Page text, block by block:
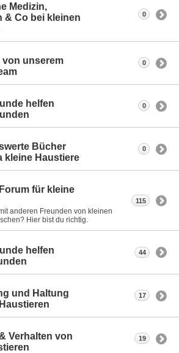
Medizin,
& Co bei kleinen
0
von unserem
0
helfen
0
Bücher
kleine Haustiere
0
für kleine
anderen Freunden von kleinen
Hier bist du richtig.
115
helfen
44
und Haltung
17
Verhalten von
19